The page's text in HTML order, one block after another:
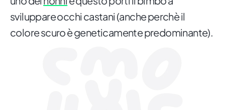
sviluppare occhi castani (anche perchè il
colore scuro è geneticamente predominante).